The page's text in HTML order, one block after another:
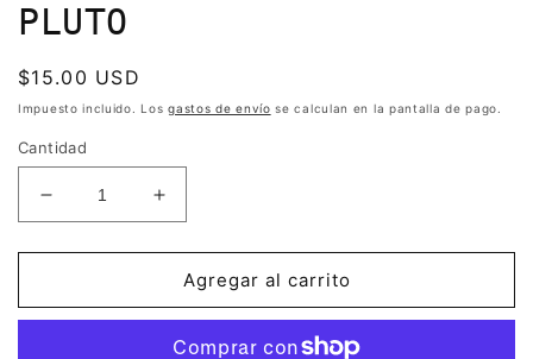
PLUTO
Precio
habitual
$15.00 USD
Impuesto incluido. Losgastos de envío se calculan en la pantalla de pago.
Cantidad
Reducir
cantidad
para
2
Aumentar
cantidad
para
PACK
2
Agregar al carrito